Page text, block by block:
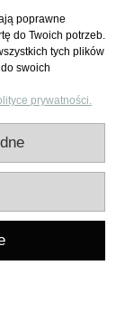
poprawne
do Twoich potrzeb.
tych plików
swoich
prywatności.